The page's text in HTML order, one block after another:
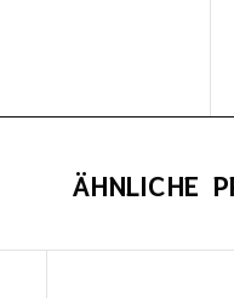
ÄHNLICHE